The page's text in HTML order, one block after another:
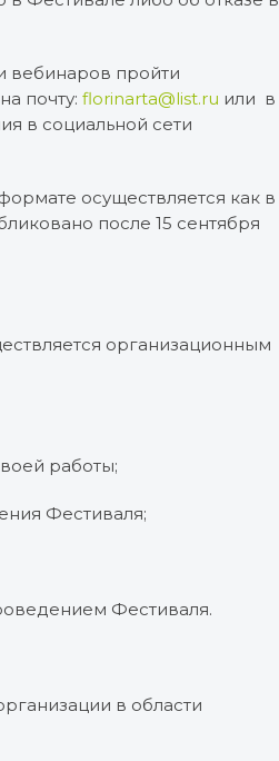
вебинаров пройти
почту: florinarta@list.ru или в
в социальной сети
осуществляется как в
после 15 сентября
организационным
работы;
Фестиваля;
Фестиваля.
в области